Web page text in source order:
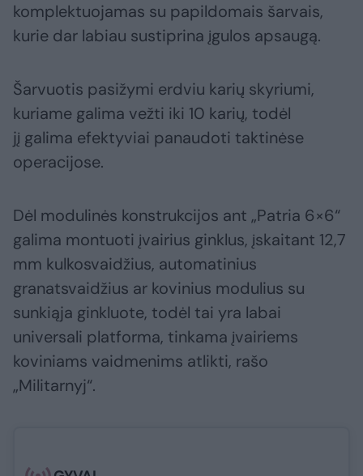
komplektuojamas su papildomais šarvais,
kurie dar labiau sustiprina įgulos apsaugą.
Šarvuotis pasižymi erdviu karių skyriumi,
kuriame galima vežti iki 10 karių, todėl
jį galima efektyviai panaudoti taktinėse
operacijose.
Dėl modulinės konstrukcijos ant „Patria 6×6“
galima montuoti įvairius ginklus, įskaitant 12,7
mm kulkosvaidžius, automatinius
granatsvaidžius ar kovinius modulius su
sunkiąja ginkluote, todėl tai yra labai
universali platforma, tinkama įvairiems
koviniams vaidmenims atlikti, rašo
„Militarnyj“.